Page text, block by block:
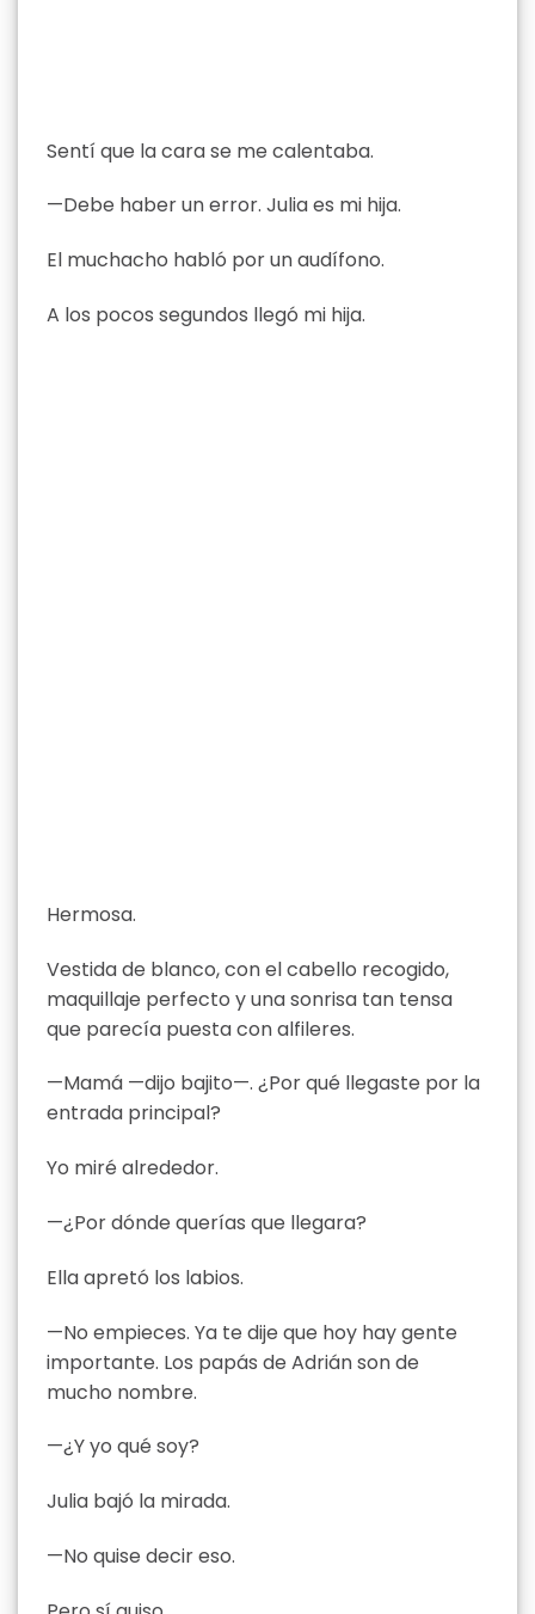
Sentí que la cara se me calentaba.
—Debe haber un error. Julia es mi hija.
El muchacho habló por un audífono.
A los pocos segundos llegó mi hija.
Hermosa.
Vestida de blanco, con el cabello recogido,
maquillaje perfecto y una sonrisa tan tensa
que parecía puesta con alfileres.
—Mamá —dijo bajito—. ¿Por qué llegaste por la
entrada principal?
Yo miré alrededor.
—¿Por dónde querías que llegara?
Ella apretó los labios.
—No empieces. Ya te dije que hoy hay gente
importante. Los papás de Adrián son de
mucho nombre.
—¿Y yo qué soy?
Julia bajó la mirada.
—No quise decir eso.